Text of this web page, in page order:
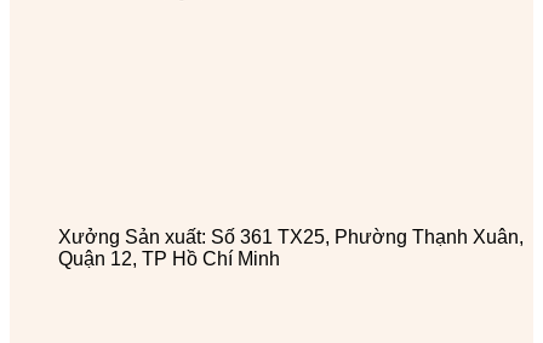
Xưởng Sản xuất: Số 361 TX25, Phường Thạnh Xuân,
Quận 12, TP Hồ Chí Minh